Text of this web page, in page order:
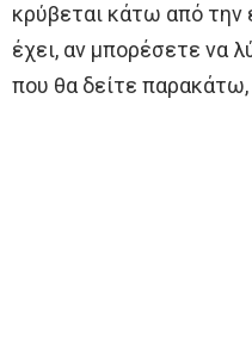
κρύβεται κάτω από την
έχει, αν μπορέσετε να
που θα δείτε παρακάτω,